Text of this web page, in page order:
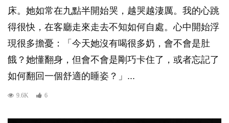
床。她如常在九點半開始哭，越哭越淒厲。我的心跳
得很快，在客廳走來走去不知如何自處。心中開始浮
現很多擔憂：「今天她沒有喝很多奶，會不會是肚
餓？她懂翻身，但會不會是剛巧卡住了，或者忘記了
如何翻回一個舒適的睡姿？」...
9.6K 6